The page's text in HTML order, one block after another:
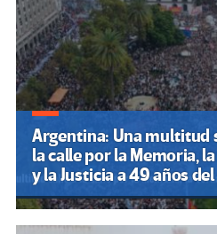
Argentina: Una multitud
la calle por la Memoria,
y la Justicia a 49 años